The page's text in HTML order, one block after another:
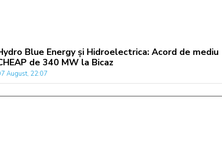
Blue Energy și Hidroelectrica: Acord de mediu
de 340 MW la Bicaz
August, 22:07